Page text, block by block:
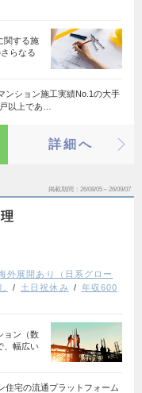
関する施
らなる
ンション施工実績No.1の大手
以上であ…
詳細へ
掲載期間 26/08/05～26/09/07
外展開あり（日系グロー
土日祝休み
年収600
ョン（数
、幅広い
住宅の流通プラットフォーム